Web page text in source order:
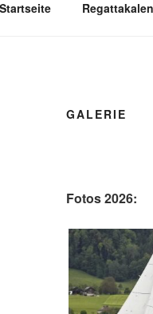
Startseite
GALERIE
Fotos 2026: